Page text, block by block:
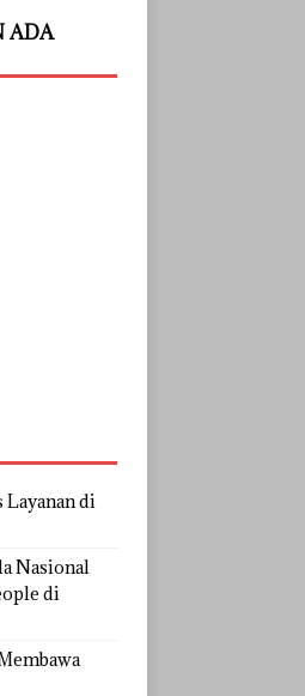
ADA
Layanan di
Nasional
di